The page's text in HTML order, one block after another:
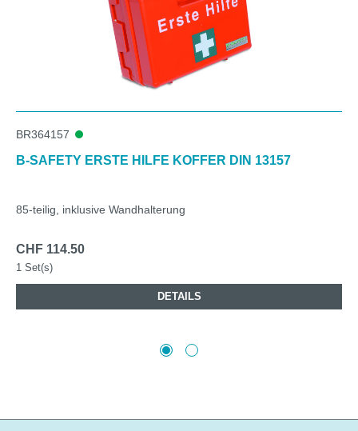
BR364157
B-SAFETY ERSTE HILFE KOFFER DIN 13157
85-teilig, inklusive Wandhalterung
CHF 114.50
1 Set(s)
DETAILS